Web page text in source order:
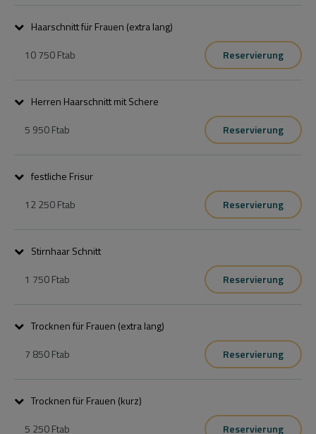
A csomag mosást vágást és szárítást tartalmaz, finish termékekkel
befejezve.
Haarschnitt für Frauen (extra lang)
10 750 Ftab
Reservierung
A csomag mosást vágást és szárítást tartalmaz, finish termékekkel
befejezve.
Herren Haarschnitt mit Schere
5 950 Ftab
Reservierung
A csomag mosást vágást és szárítást tartalmaz, finish termékekkel
befejezve.
festliche Frisur
12 250 Ftab
Reservierung
12250tól-23150ig hajhossztól és kéréstől függően.
Stirnhaar Schnitt
1 750 Ftab
Reservierung
a frufru vágás feláras szolgáltatás, ha nincs hajvágás. Ára: rövid
hajra 990 Ft.
Trocknen für Frauen (extra lang)
7 850 Ftab
Reservierung
A csomag mosást  és szárítást tartalmaz, finish termékekkel
befejezve.
Trocknen für Frauen (kurz)
5 250 Ftab Reservierung